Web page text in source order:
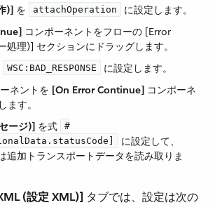
)] ​ を ​ attachOperation
​ に設定します。
​ コンポーネントをフローの [Error
理)] セクションにドラッグします。
WSC:BAD_RESPONSE
​ に設定します。
ネントを [On Error Continue] ​ コンポーネ
ます。
ージ)] ​ を式 ​
#
​ に設定して、
追加トランスポートデータを読み取りま
(設定 XML)] ​ タブでは、設定は次の